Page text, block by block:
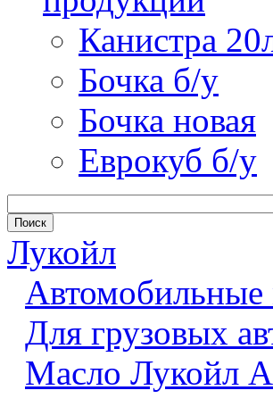
Канистра
Бочка б/у
Бочка новая
Еврокуб б/у
Лукойл
Автомобильные
Для грузовых
Масло Лукойл